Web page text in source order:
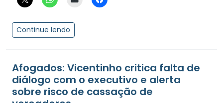
Continue lendo
Afogados: Vicentinho critica falta de
diálogo com o executivo e alerta
sobre risco de cassação de